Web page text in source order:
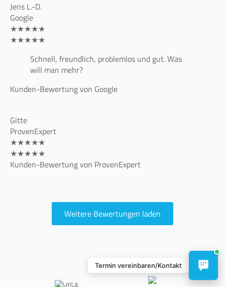
Jens L.-D.
Google
★★★★★
★★★★★
Schnell, freundlich, problemlos und gut. Was
will man mehr?
Kunden-Bewertung von Google
Gitte
ProvenExpert
★★★★★
★★★★★
Kunden-Bewertung von ProvenExpert
Weitere Bewertungen laden
Anrufen
0453228991122
WhatsApp Chat
Termin vereinbaren/Kontakt